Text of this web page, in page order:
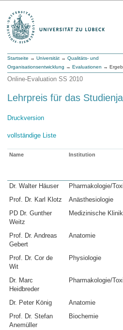
Startseite → Universität → Qualitäts- und
Organisationsentwicklung → Evaluationen →
Online-Evaluation SS 2010
Lehrpreis für das
Druckversion
vollständige Liste
Name Institution
Dr. Walter Häuser Pharmakologie/
Prof. Dr. Karl Klotz
Anästhesiologie
PD Dr. Gunther
Weitz
Medizinische Klinik I
Prof. Dr. Andreas
Gebert
Anatomie
Prof. Dr. Cor de
Wit
Physiologie
Dr. Marc
Heidbreder
Pharmakologie/
Dr. Peter König Anatomie
Prof. Dr. Stefan
Anemüller
Biochemie